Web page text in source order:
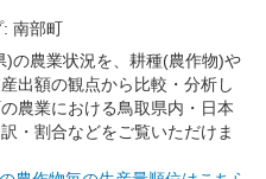
: 南部町
)の農業状況を、耕種(農作物)や
出額の観点から比較・分析し
農業における鳥取県内・日本
・割合などをご覧いただけま